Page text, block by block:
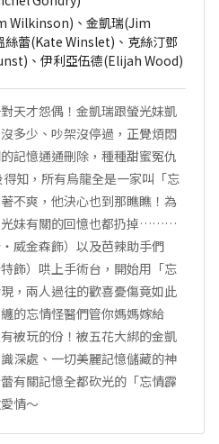
Wilkinson)、金凱瑞(Jim
絲蕾(Kate Winslet)、克絲汀鄧
、伊利亞伍德(Elijah Wood)
天才怨偶！金凱瑞跟螢光妹凱
多少、吵架沒停過，正覺煩悶
記憶通通刪除，種種甜蜜冤仇
知，所有烏龍全是一家叫「忘
不爽，他決心也到那瞧瞧！為
光妹有關的回憶也都扔掉………
威金森飾）以及芭辣助手們
飾）哄上手術台，開始用「忘
，兩人過往的歡喜憂傷竟如此
的忘情怪醫們管你媽媽嫁給
被玩的份！被五花大綁的金凱
深處、一切美麗記憶儲藏的神
有關記憶全都砍光的「忘情霹
情～